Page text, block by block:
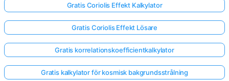
Gratis Coriolis Effekt Kalkylator
Gratis Coriolis Effekt Lösare
Gratis korrelationskoefficientkalkylator
Gratis kalkylator för kosmisk bakgrundsstrålning